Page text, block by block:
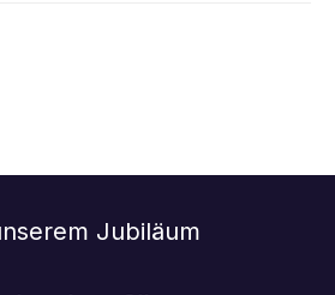
Jubiläum